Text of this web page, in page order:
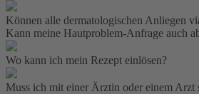
Können alle dermatologischen Anliegen
Kann meine Hautproblem-Anfrage auch
Wo kann ich mein Rezept einlösen?
Muss ich mit einer Ärztin oder einem Arzt